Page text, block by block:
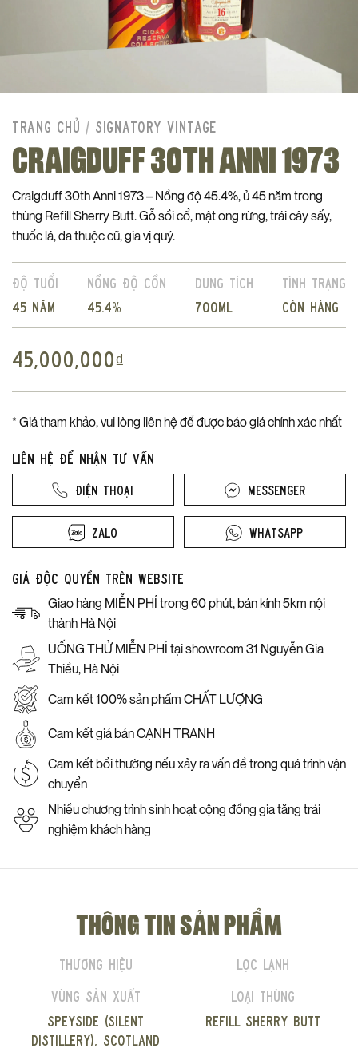
TRANG CHỦ / SIGNATORY VINTAGE
CRAIGDUFF 30TH ANNI 1973
Craigduff 30th Anni 1973 – Nồng độ 45.4%, ủ 45 năm trong
thùng Refill Sherry Butt. Gỗ sồi cổ, mật ong rừng, trái cây sấy,
thuốc lá, da thuộc cũ, gia vị quý.
Độ tuổi
45 năm
Nồng độ cồn
45.4%
Dung tích
700ml
Tình trạng
Còn hàng
45,000,000₫
* Giá tham khảo, vui lòng liên hệ để được báo giá chính xác nhất
Liên hệ để nhận tư vấn
Điện thoại
Zalo
Messenger
Whatsapp
Giá độc quyền trên website
Giao hàng MIỄN PHÍ trong 60 phút, bán kính 5km nội
thành Hà Nội
UỐNG THỬ MIỄN PHÍ tại showroom 31 Nguyễn Gia
Thiều, Hà Nội
Cam kết 100% sản phẩm CHẤT LƯỢNG
Cam kết giá bán CẠNH TRANH
Cam kết bồi thường nếu xảy ra vấn đề trong quá trình vận
chuyển
Nhiều chương trình sinh hoạt cộng đồng gia tăng trải
nghiệm khách hàng
THÔNG TIN SẢN PHẨM
Thương hiệu
Lọc lạnh
Vùng sản xuất
Speyside (silent
distillery), Scotland
Loại thùng
Refill Sherry Butt